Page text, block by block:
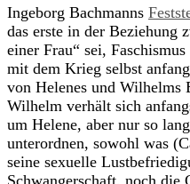
Ingeborg Bachmanns
das erste in der Beziehung
einer Frau“ sei,
mit dem Krieg selbst
von Helenes und Wilhelms
Wilhelm verhält sich
um Helene, aber nur so
unterordnen, sowohl was
seine sexuelle